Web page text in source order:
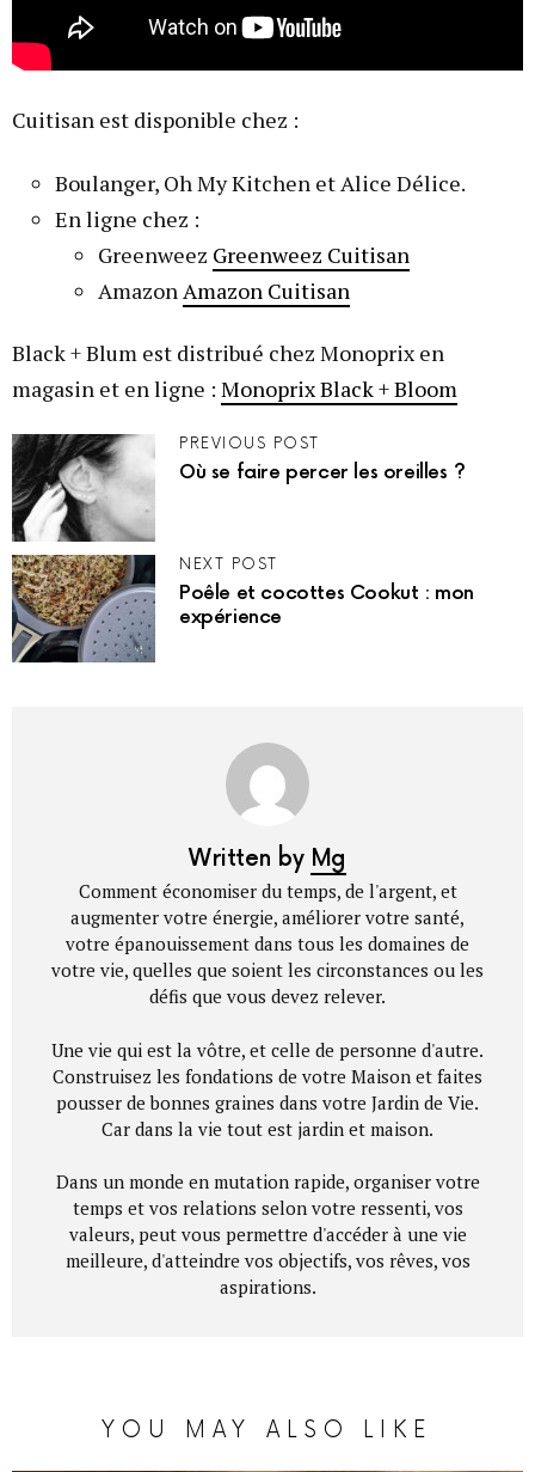
Cuitisan est disponible chez :
Boulanger, Oh My Kitchen et Alice Délice.
En ligne chez :
Greenweez Greenweez Cuitisan
Amazon Amazon Cuitisan
Black + Blum est distribué chez Monoprix en
magasin et en ligne : Monoprix Black + Bloom
PREVIOUS POST
Où se faire percer les oreilles ?
NEXT POST
Poêle et cocottes Cookut : mon
expérience
Written by Mg
Comment économiser du temps, de l'argent, et
augmenter votre énergie, améliorer votre santé,
votre épanouissement dans tous les domaines de
votre vie, quelles que soient les circonstances ou les
défis que vous devez relever.
Une vie qui est la vôtre, et celle de personne d'autre.
Construisez les fondations de votre Maison et faites
pousser de bonnes graines dans votre Jardin de Vie.
Car dans la vie tout est jardin et maison.
Dans un monde en mutation rapide, organiser votre
temps et vos relations selon votre ressenti, vos
valeurs, peut vous permettre d'accéder à une vie
meilleure, d'atteindre vos objectifs, vos rêves, vos
aspirations.
YOU MAY ALSO LIKE